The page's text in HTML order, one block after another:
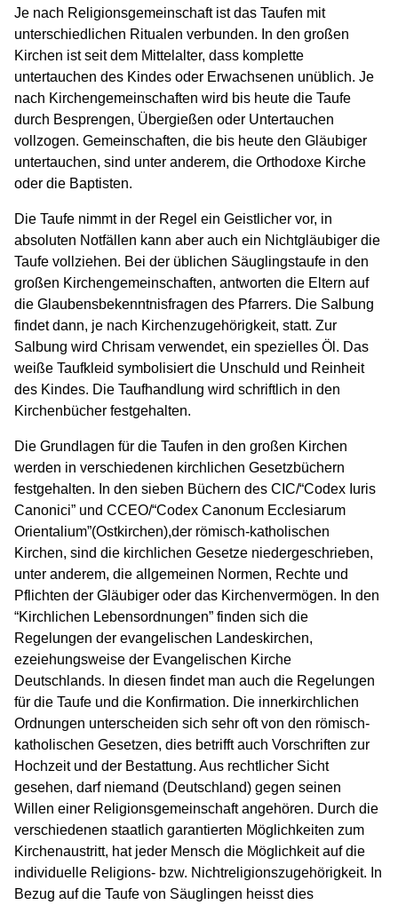
Je nach Religionsgemeinschaft ist das Taufen mit
unterschiedlichen Ritualen verbunden. In den großen
Kirchen ist seit dem Mittelalter, dass komplette
untertauchen des Kindes oder Erwachsenen unüblich. Je
nach Kirchengemeinschaften wird bis heute die Taufe
durch Besprengen, Übergießen oder Untertauchen
vollzogen. Gemeinschaften, die bis heute den Gläubiger
untertauchen, sind unter anderem, die Orthodoxe Kirche
oder die Baptisten.
Die Taufe nimmt in der Regel ein Geistlicher vor, in
absoluten Notfällen kann aber auch ein Nichtgläubiger die
Taufe vollziehen. Bei der üblichen Säuglingstaufe in den
großen Kirchengemeinschaften, antworten die Eltern auf
die Glaubensbekenntnisfragen des Pfarrers. Die Salbung
findet dann, je nach Kirchenzugehörigkeit, statt. Zur
Salbung wird Chrisam verwendet, ein spezielles Öl. Das
weiße Taufkleid symbolisiert die Unschuld und Reinheit
des Kindes. Die Taufhandlung wird schriftlich in den
Kirchenbücher festgehalten.
Die Grundlagen für die Taufen in den großen Kirchen
werden in verschiedenen kirchlichen Gesetzbüchern
festgehalten. In den sieben Büchern des CIC/“Codex Iuris
Canonici” und CCEO/“Codex Canonum Ecclesiarum
Orientalium”(Ostkirchen),der römisch-katholischen
Kirchen, sind die kirchlichen Gesetze niedergeschrieben,
unter anderem, die allgemeinen Normen, Rechte und
Pflichten der Gläubiger oder das Kirchenvermögen. In den
“Kirchlichen Lebensordnungen” finden sich die
Regelungen der evangelischen Landeskirchen,
ezeiehungsweise der Evangelischen Kirche
Deutschlands. In diesen findet man auch die Regelungen
für die Taufe und die Konfirmation. Die innerkirchlichen
Ordnungen unterscheiden sich sehr oft von den römisch-
katholischen Gesetzen, dies betrifft auch Vorschriften zur
Hochzeit und der Bestattung. Aus rechtlicher Sicht
gesehen, darf niemand (Deutschland) gegen seinen
Willen einer Religionsgemeinschaft angehören. Durch die
verschiedenen staatlich garantierten Möglichkeiten zum
Kirchenaustritt, hat jeder Mensch die Möglichkeit auf die
individuelle Religions- bzw. Nichtreligionszugehörigkeit. In
Bezug auf die Taufe von Säuglingen heisst dies